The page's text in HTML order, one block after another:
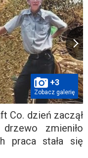
+3
Zobacz galerię
Co. dzień zaczął
zmieniło
praca stała się